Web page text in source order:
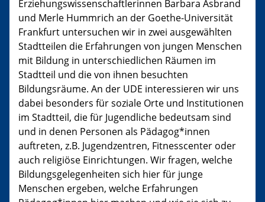
Erziehungswissenschaftlerinnen Barbara Asbrand
und Merle Hummrich an der Goethe-Universität
Frankfurt untersuchen wir in zwei ausgewählten
Stadtteilen die Erfahrungen von jungen Menschen
mit Bildung in unterschiedlichen Räumen im
Stadtteil und die von ihnen besuchten
Bildungsräume. An der UDE interessieren wir uns
dabei besonders für soziale Orte und Institutionen
im Stadtteil, die für Jugendliche bedeutsam sind
und in denen Personen als Pädagog*innen
auftreten, z.B. Jugendzentren, Fitnesscenter oder
auch religiöse Einrichtungen. Wir fragen, welche
Bildungsgelegenheiten sich hier für junge
Menschen ergeben, welche Erfahrungen